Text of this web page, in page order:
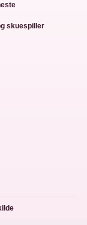
skuespiller